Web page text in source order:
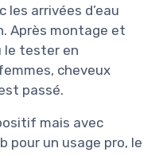
les arrivées d’eau
Après montage et
le tester en
cheveux
passé.
mais avec
pour un usage pro, le